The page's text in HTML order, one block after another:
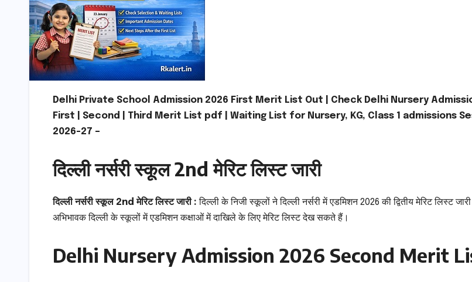
Delhi Private School Admission 2026 First Merit List Out | Check Delhi Nursery
First | Second | Third Merit List pdf | Waiting List for Nursery, KG, Class 1 admissions
2026-27 –
दिल्ली नर्सरी स्कूल 2nd मेरिट लिस्ट जारी
दिल्ली नर्सरी स्कूल 2nd मेरिट लिस्ट जारी : दिल्ली के निजी स्कूलों ने दिल्ली नर्सरी में एडमिशन 2026 की द्वितीय मेरिट लिस्ट
अभिभावक दिल्ली के स्कूलों में एडमिशन कक्षाओं में दाखिले के लिए मेरिट लिस्ट देख सकते हैं।
Delhi Nursery Admission 2026 Second Merit